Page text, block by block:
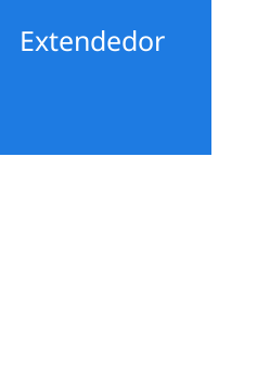
Extendedor